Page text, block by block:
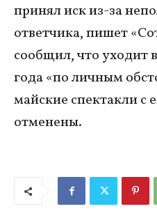
принял иск из-за
ответчика, пишет
сообщил, что уходит
года «по личным
майские спектакли с
отменены.